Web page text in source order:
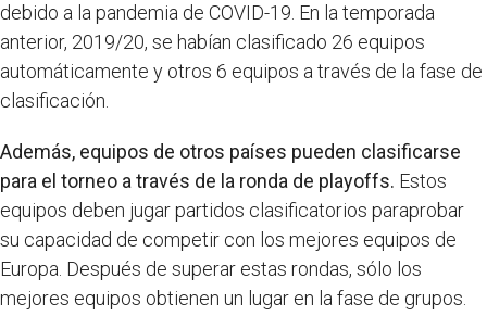
debido a la pandemia de COVID-19. En la temporada
anterior, 2019/20, se habían clasificado 26 equipos
automáticamente y otros 6 equipos a través de la fase de
clasificación.
Además, equipos de otros países pueden clasificarse
para el torneo a través de la ronda de playoffs. Estos
equipos deben jugar partidos clasificatorios paraprobar
su capacidad de competir con los mejores equipos de
Europa. Después de superar estas rondas, sólo los
mejores equipos obtienen un lugar en la fase de grupos.